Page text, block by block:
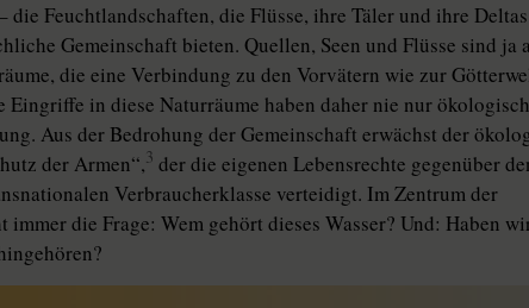
die Feuchtlandschaften, die Flüsse, ihre Täler und ihre
Gemeinschaft bieten. Quellen, Seen und Flüsse sind ja
die eine Verbindung zu den Vorvätern wie zur
Eingriffe in diese Naturräume haben daher nie nur
Aus der Bedrohung der Gemeinschaft erwächst der
der Armen“,3 der die eigenen Lebensrechte gegenüber
Verbraucherklasse verteidigt. Im Zentrum der
immer die Frage: Wem gehört dieses Wasser? Und: Haben